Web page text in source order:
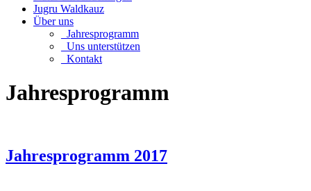
Jugru Waldkauz
Über uns
_Jahresprogramm
_Uns unterstützen
_Kontakt
Jahresprogramm
Jahresprogramm 2017